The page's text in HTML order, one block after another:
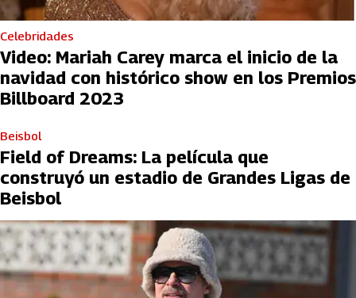
Celebridades
Video: Mariah Carey marca el inicio de la
navidad con histórico show en los Premios
Billboard 2023
Beisbol
Field of Dreams: La película que
construyó un estadio de Grandes Ligas de
Beisbol